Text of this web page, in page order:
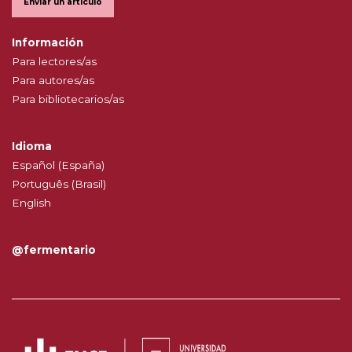
Información
Para lectores/as
Para autores/as
Para bibliotecarios/as
Idioma
Español (España)
Português (Brasil)
English
@fermentario